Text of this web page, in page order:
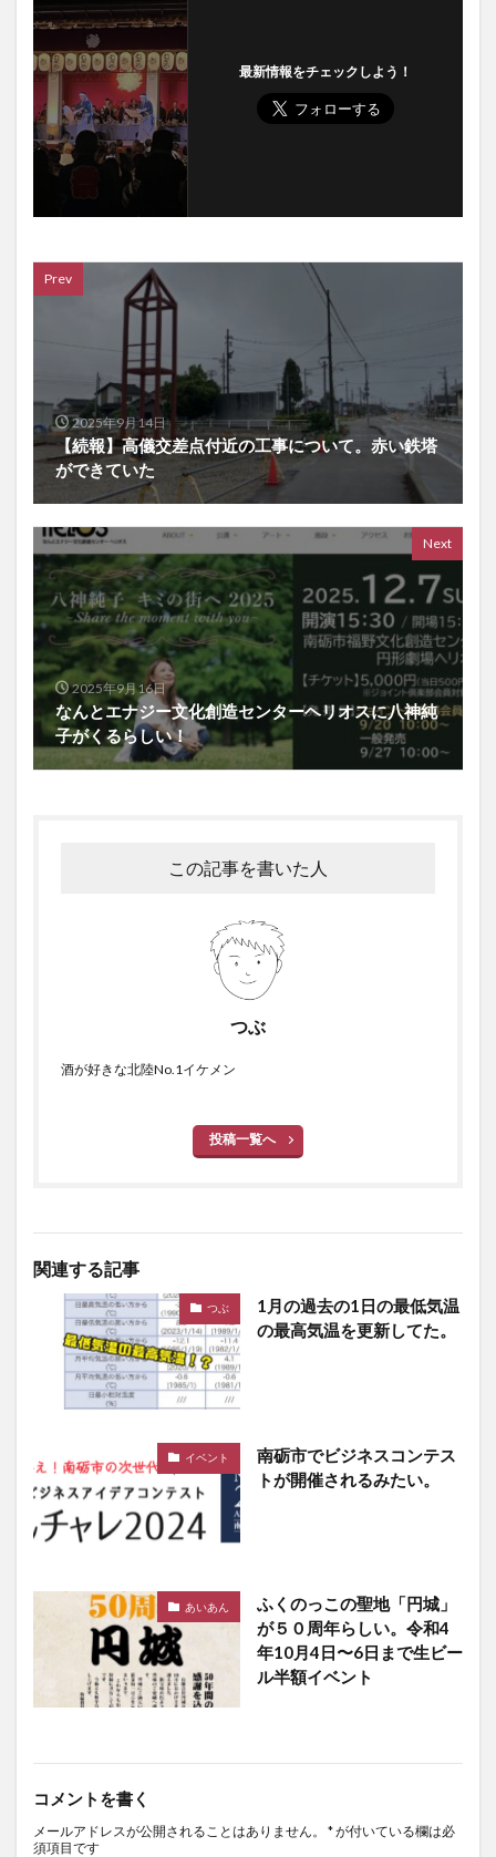
最新情報をチェックしよう！
Prev
2025年9月14日
【続報】高儀交差点付近の工事について。赤い鉄塔
ができていた
Next
2025年9月16日
なんとエナジー文化創造センターヘリオスに八神純
子がくるらしい！
この記事を書いた人
つぶ
酒が好きな北陸No.1イケメン
投稿一覧へ
関連する記事
つぶ
1月の過去の1日の最低気温
の最高気温を更新してた。
イベント
南砺市でビジネスコンテス
トが開催されるみたい。
あいあん
ふくのっこの聖地「円城」
が５０周年らしい。令和4
年10月4日〜6日まで生ビー
ル半額イベント
コメントを書く
メールアドレスが公開されることはありません。 *が付いている欄は必
須項目です